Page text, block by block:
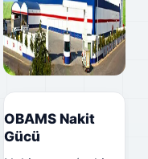
OBAMS Nakit
Gücü